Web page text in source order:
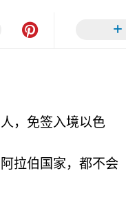
，免签入境以色
拉伯国家，都不会